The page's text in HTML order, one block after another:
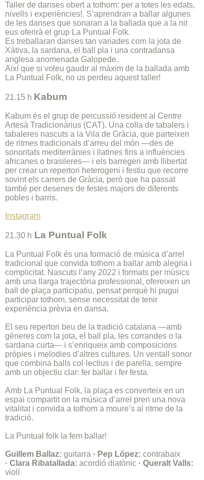
Taller de danses obert a tothom: per a totes les edats,
nivells i experiències!. S’aprendran a ballar algunes
de les danses que sonaran a la ballada que a la nit
eus oferirà el grup La Puntual Folk.
Es treballaran danses tan variades com la jota de
Xàtiva, la sardana, el ball pla i una contradansa
anglesa anomenada Galopede.
Així que si voleu gaudir al màxim de la ballada amb
La Puntual Folk, no us perdeu aquest taller!
21.15 h Kabum
Kabum és el grup de percussió resident al Centre
Artesà Tradicionàrius (CAT). Una colla de tabalers i
tabaleres nascuts a la Vila de Gràcia, que parteixen
de ritmes tradicionals d’arreu del món —des de
sonoritats mediterrànies i llatines fins a influències
africanes o brasileres— i els barregen amb llibertat
per crear un repertori heterogeni i festiu que recorre
sovint els carrers de Gràcia, però que ha passat
també per desenes de festes majors de diferents
pobles i barris.
Instagram
21.30 h La Puntual Folk
La Puntual Folk és una formació de música d’arrel
tradicional que convida tothom a ballar amb alegria i
complicitat. Nascuts l’any 2022 i formats per músics
amb una llarga trajectòria professional, ofereixen un
ball de plaça participatiu, pensat perquè hi pugui
participar tothom, sense necessitat de tenir
experiència prèvia en dansa.
El seu repertori beu de la tradició catalana —amb
gèneres com la jota, el ball pla, les corrandes o la
sardana curta— i s’enriqueix amb composicions
pròpies i melodies d’altres cultures. Un ventall sonor
que combina balls col·lectius i de parella, sempre
amb un objectiu clar: fer ballar i fer festa.
Amb La Puntual Folk, la plaça es converteix en un
espai compartit on la música d’arrel pren una nova
vitalitat i convida a tothom a moure’s al ritme de la
tradició.
La Puntual folk la fem ballar!
Guillem Ballaz: guitarra · Pep López: contrabaix
· Clara Ribatallada: acordió diatònic · Queralt Valls:
violí